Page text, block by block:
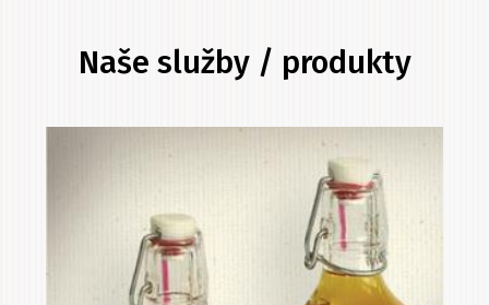
Naše služby / produkty